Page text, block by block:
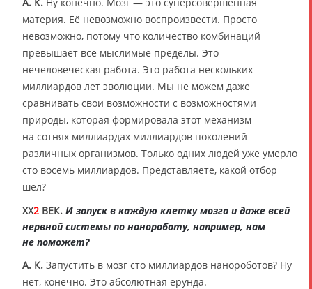
материя. Её невозможно воспроизвести. Просто
невозможно, потому что количество комбинаций
превышает все мыслимые пределы. Это
нечеловеческая работа. Это работа нескольких
миллиардов лет эволюции. Мы не можем даже
сравнивать свои возможности с возможностями
природы, которая формировала этот механизм
на сотнях миллиардах миллиардов поколений
различных организмов. Только одних людей уже умерло
сто восемь миллиардов. Представляете, какой отбор
шёл?
XX2 ВЕК. И запуск в каждую клетку мозга и даже всей
нервной системы по нанороботу, например, нам
не поможет?
А. К. Запустить в мозг сто миллиардов нанороботов? Ну
нет, конечно. Это абсолютная ерунда.